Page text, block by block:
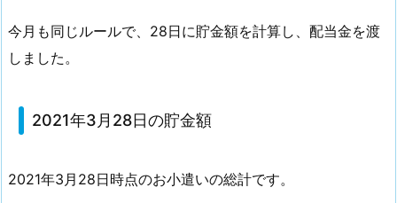
2.
0
1
月
今月も同じルールで、28日に貯金額を計算し、配当金を渡
しました。
2021年3月28日の貯金額
2021年3月28日時点のお小遣いの総計です。